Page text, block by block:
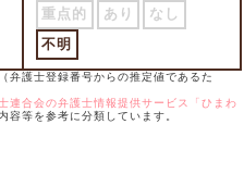
重点的 あり
なし
不明
弁護士登録番号からの推定値であるた
連合会の弁護士情報提供サービス「ひまわ
容等を参考に分類しています。